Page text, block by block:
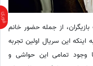
از جمله حضور خانم
اینکه این سریال اولین تجربه
وجود تمامی این حواشی و